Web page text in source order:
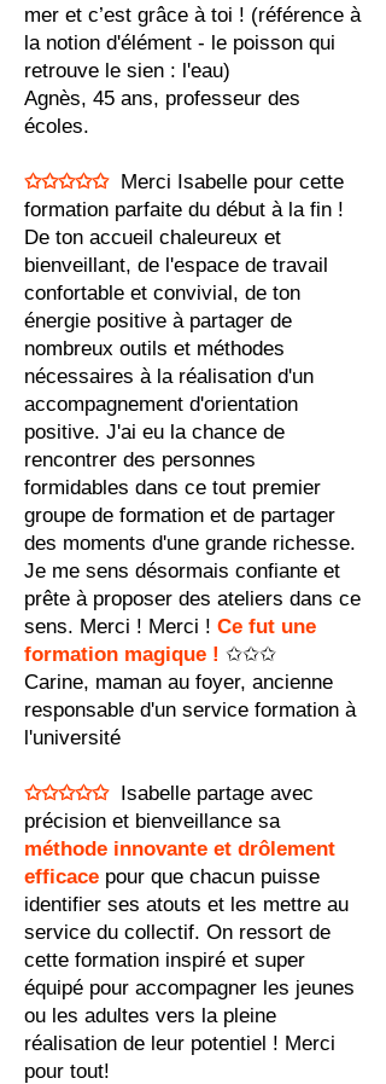
mer et c’est grâce à toi ! (référence à
la notion d'élément - le poisson qui
retrouve le sien : l'eau)
Agnès, 45 ans, professeur des
écoles.
✩✩✩✩✩ Merci Isabelle pour cette
formation parfaite du début à la fin !
De ton accueil chaleureux et
bienveillant, de l'espace de travail
confortable et convivial, de ton
énergie positive à partager de
nombreux outils et méthodes
nécessaires à la réalisation d'un
accompagnement d'orientation
positive. J'ai eu la chance de
rencontrer des personnes
formidables dans ce tout premier
groupe de formation et de partager
des moments d'une grande richesse.
Je me sens désormais confiante et
prête à proposer des ateliers dans ce
sens. Merci ! Merci ! Ce fut une
formation magique ! ✩✩✩
Carine, maman au foyer, ancienne
responsable d'un service formation à
l'université
✩✩✩✩✩Isabelle partage avec
précision et bienveillance sa
méthode innovante et drôlement
efficace pour que chacun puisse
identifier ses atouts et les mettre au
service du collectif. On ressort de
cette formation inspiré et super
équipé pour accompagner les jeunes
ou les adultes vers la pleine
réalisation de leur potentiel ! Merci
pour tout!